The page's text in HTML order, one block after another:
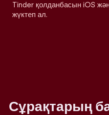
Tinder қолданбасын iOS
жүктеп ал.
Сұрақтарың